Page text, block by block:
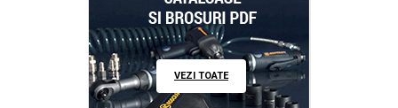
VEZI TOATE